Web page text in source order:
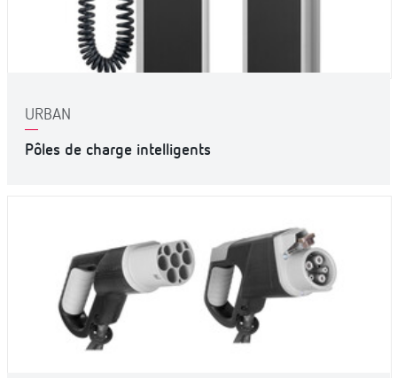
URBAN
Pôles de charge intelligents